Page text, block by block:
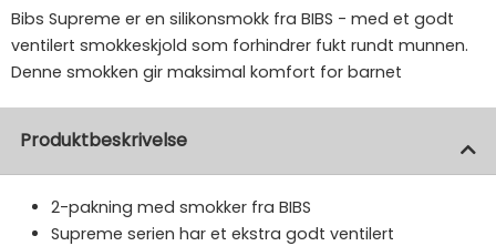
Bibs Supreme er en silikonsmokk fra BIBS - med et godt
ventilert smokkeskjold som forhindrer fukt rundt munnen.
Denne smokken gir maksimal komfort for barnet
Produktbeskrivelse
2-pakning med smokker fra BIBS
Supreme serien har et ekstra godt ventilert